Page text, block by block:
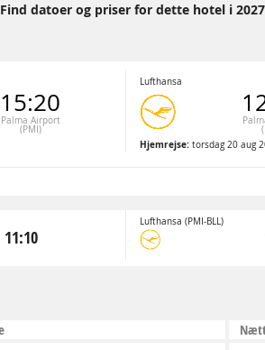
Find datoer og priser for dette hotel i
15:20
Palma Airport
(PMI)
Lufthansa
Hjemrejse: torsdag 20 aug
11:10
Lufthansa (PMI-BLL)